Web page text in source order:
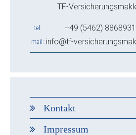
TF-
tel +49 (5462) 8868931
mail info@tf-
Kontakt
Impressum